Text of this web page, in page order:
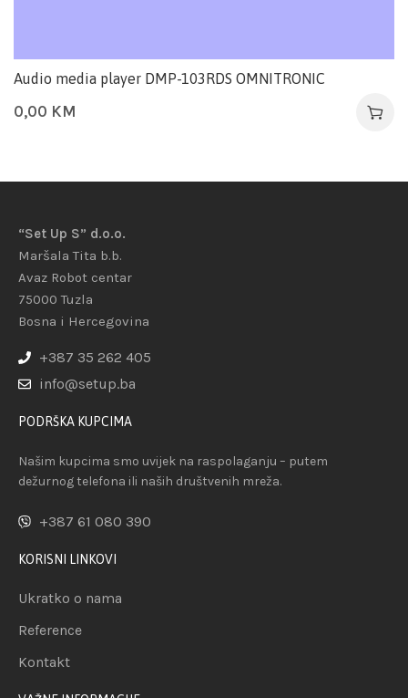
Audio media player DMP-103RDS OMNITRONIC
0,00 KM
“Set Up S” d.o.o.
Maršala Tita b.b.
Avaz Robot centar
75000 Tuzla
Bosna i Hercegovina
+387 35 262 405
info@setup.ba
PODRŠKA KUPCIMA
Našim kupcima smo uvijek na raspolaganju – putem
dežurnog telefona ili naših društvenih mreža.
+387 61 080 390
KORISNI LINKOVI
Ukratko o nama
Reference
Kontakt